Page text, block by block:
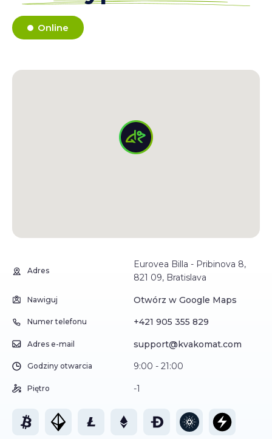
Online
Adres
Eurovea Billa - Pribinova 8,
821 09, Bratislava
Nawiguj Otwórz w Google Maps
Numer telefonu +421 905 355 829
Adres e-mail support@kvakomat.com
Godziny otwarcia 9:00 - 21:00
Piętro -1